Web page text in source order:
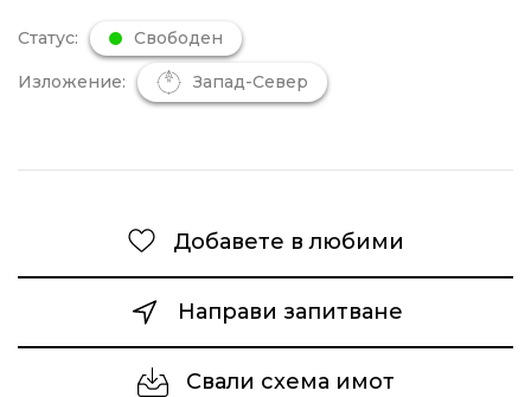
Статус: Свободен
Изложение: Запад-Север
Добавете в любими
Направи запитване
Свали схема имот